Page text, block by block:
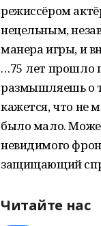
режиссёром
нецельным,
манера игры, и
…75 лет прошло
размышляешь о
кажется, что не
было мало.
невидимого
защищающий
Читайте нас